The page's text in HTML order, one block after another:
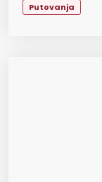
Putovanja